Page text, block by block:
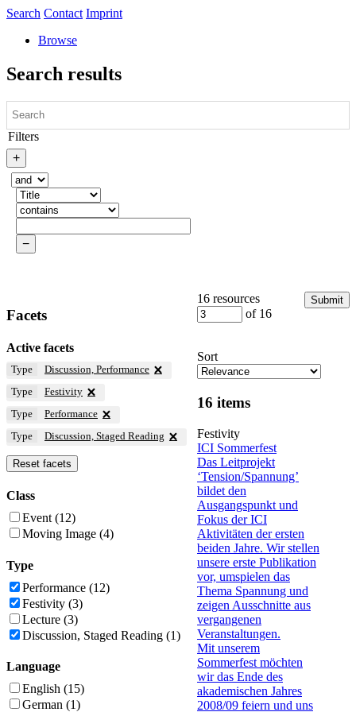
Search Contact Imprint
Browse
Search results
Filters
Submit
Facets
Active facets
Type
Discussion, Performance
Type
Festivity
Type
Performance
Type
Discussion, Staged Reading
Reset facets
Class
Event(12)
Moving Image (4)
Type
Performance (12)
Festivity (3)
Lecture (3)
Discussion, Staged Reading (1)
Language
English (15)
German (1)
16 resources
of 16
Sort
16 items
Festivity
ICI Sommerfest
Das Leitprojekt
‘Tension/Spannung’
bildet den
Ausgangspunkt und
Fokus der ICI
Aktivitäten der ersten
beiden Jahre. Wir stellen
unsere erste Publikation
vor, umspielen das
Thema Spannung und
zeigen Ausschnitte aus
vergangenen
Veranstaltungen.
Mit unserem
Sommerfest möchten
wir das Ende des
akademischen Jahres
2008/09 feiern und uns